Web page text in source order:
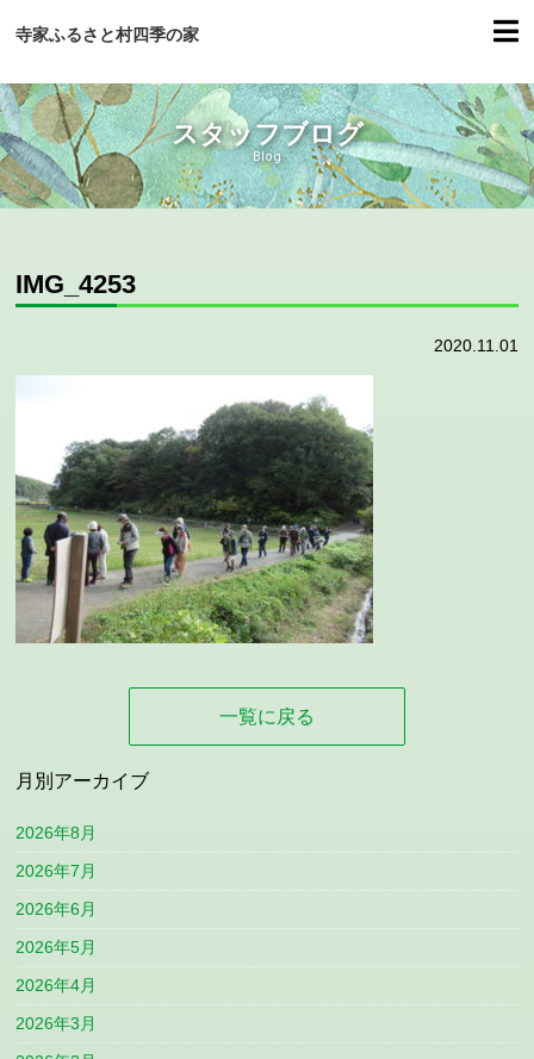
寺家ふるさと村四季の家
スタッフブログ
Blog
IMG_4253
2020.11.01
一覧に戻る
月別アーカイブ
2026年8月
2026年7月
2026年6月
2026年5月
2026年4月
2026年3月